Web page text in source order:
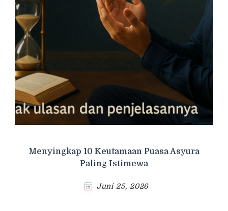
Menyingkap 10 Keutamaan Puasa Asyura
Paling Istimewa
Juni 25, 2026